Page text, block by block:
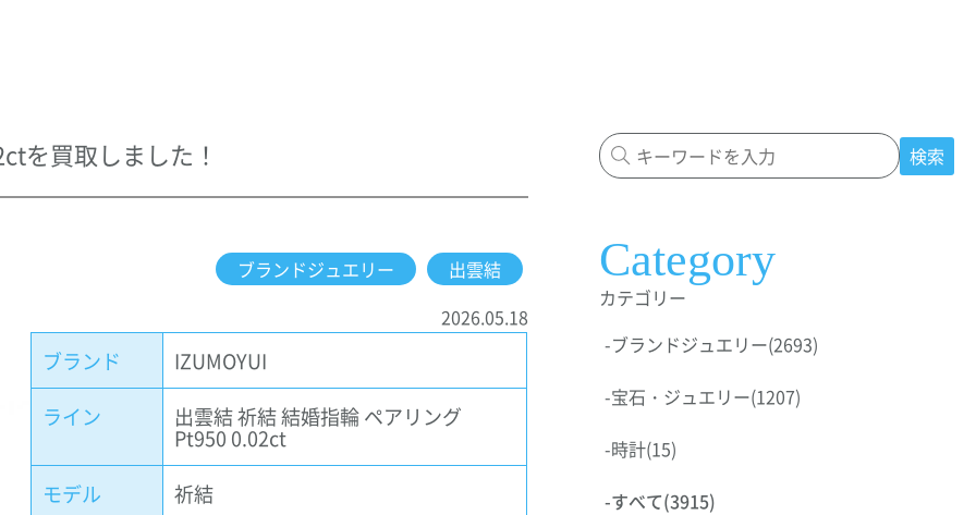
を買取しました！
ブランドジュエリー
出雲結
2026.05.18
ブランド
IZUMOYUI
ライン
出雲結 祈結 結婚指輪 ペアリング
Pt950 0.02ct
モデル
祈結
検索
Category
カテゴリー
-ブランドジュエリー(2693)
-宝石・ジュエリー(1207)
-時計(15)
-すべて(3915)